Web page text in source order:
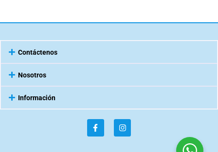
Contáctenos
Nosotros
Información